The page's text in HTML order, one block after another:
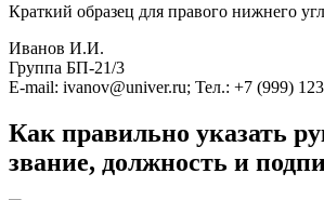
Краткий образец для правого нижнего
Иванов И.И.
Группа БП-21/3
E-mail: ivanov@univer.ru; Тел.: +7 (999)
Как правильно указать
звание, должность и